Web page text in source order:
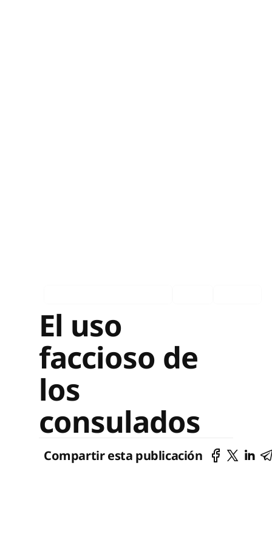
El uso
faccioso de
los
consulados
Compartir esta publicación